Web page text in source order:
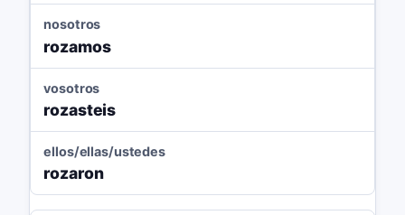
nosotros
rozamos
vosotros
rozasteis
ellos/ellas/ustedes
rozaron